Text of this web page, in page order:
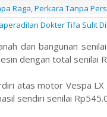
Raga, Perkara Tanpa
Dokter Tifa Sulit
dan bangunan
dengan total senilai
atas motor Vespa
sendiri senilai